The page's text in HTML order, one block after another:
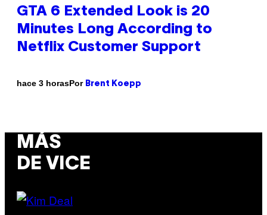
GTA 6 Extended Look is 20
Minutes Long According to
Netflix Customer Support
hace 3 horasPor Brent Koepp
MÁS
DE VICE